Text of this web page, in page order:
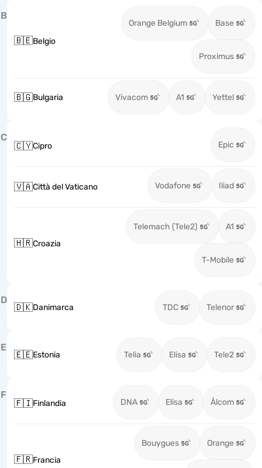
B
🇧🇪Belgio
Orange Belgium Base
Proximus
🇧🇬Bulgaria Vivacom A1 Yettel
C
🇨🇾Cipro Epic
🇻🇦Città del Vaticano Vodafone Iliad
🇭🇷Croazia
Telemach (Tele2) A1
T-Mobile
D
🇩🇰Danimarca TDC Telenor
E
🇪🇪Estonia Telia Elisa Tele2
F
🇫🇮Finlandia DNA Elisa Ålcom
🇫🇷Francia
Bouygues Orange